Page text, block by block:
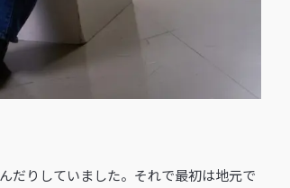
りしていました。それで最初は地元で